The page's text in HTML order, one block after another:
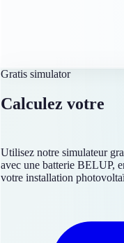
Gratis simulator
Calculez votre
Utilisez notre simulateur
avec une batterie BELUP,
votre installation